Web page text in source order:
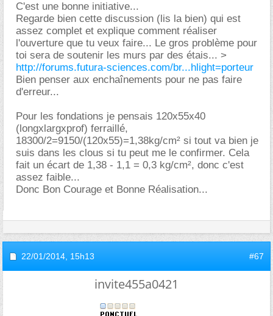
C'est une bonne initiative...
Regarde bien cette discussion (lis la bien) qui est
assez complet et explique comment réaliser
l'ouverture que tu veux faire... Le gros problème pour
toi sera de soutenir les murs par des étais... >
http://forums.futura-sciences.com/br...hlight=porteur
Bien penser aux enchaînements pour ne pas faire
d'erreur...
Pour les fondations je pensais 120x55x40
(longxlargxprof) ferraillé,
18300/2=9150/(120x55)=1,38kg/cm² si tout va bien je
suis dans les clous si tu peut me le confirmer. Cela
fait un écart de 1,38 - 1,1 = 0,3 kg/cm², donc c'est
assez faible...
Donc Bon Courage et Bonne Réalisation...
22/01/2014, 15h13 #67
invite455a0421